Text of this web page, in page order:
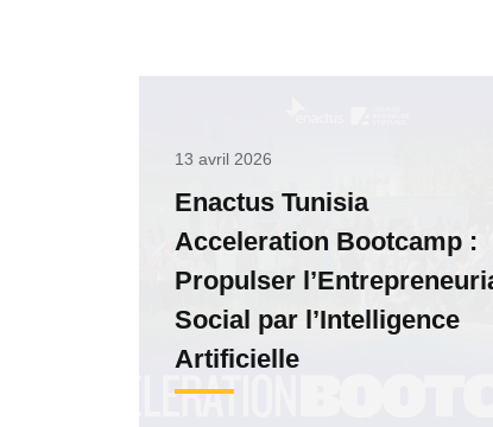
13 avril 2026
Enactus Tunisia
Acceleration Bootcamp :
Propulser
Social par l’Intelligence
Artificielle